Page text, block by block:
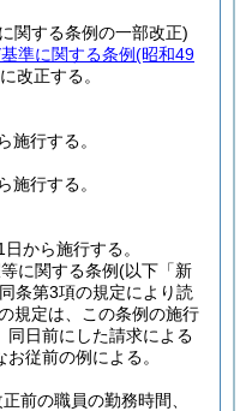
関する条例の一部改正)
準に関する条例(昭和49
改正する。
施行する。
施行する。
から施行する。
に関する条例(以下「新
条第3項の規定により読
規定は、この条例の施行
同日前にした請求による
従前の例による。
前の職員の勤務時間、